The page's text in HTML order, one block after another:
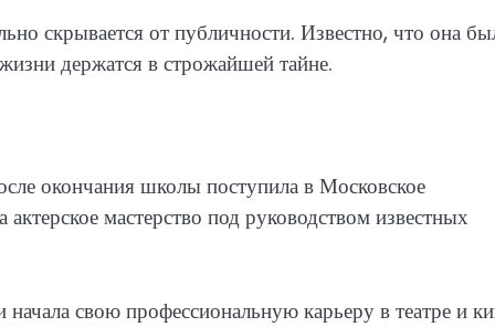
скрывается от публичности. Известно, что она
держатся в строжайшей тайне.
окончания школы поступила в Московское
мастерство под руководством известных
свою профессиональную карьеру в театре и